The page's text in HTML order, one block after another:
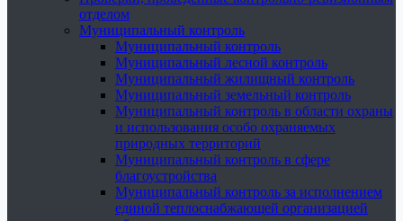
отделом
Муниципальный контроль
Муниципальный контроль
Муниципальный лесной контроль
Муниципальный жилищный контроль
Муниципальный земельный контроль
Муниципальный контроль в области охраны
и использования особо охраняемых
природных территорий
Муниципальный контроль в сфере
благоустройства
Муниципальный контроль за исполнением
единой теплоснабжающей организацией